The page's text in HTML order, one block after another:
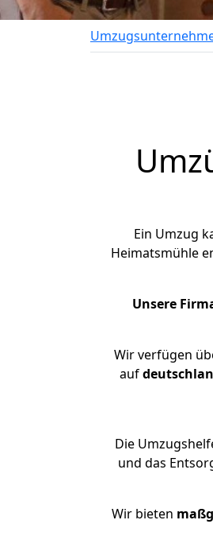
Ein Umzug
Heimatsmühle
Unsere
Wir verfügen
auf
Die
und das
Wir bieten